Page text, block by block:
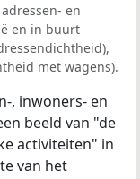
en
en in buurt
met wagens).
, inwoners- en
beeld van "de
activiteiten" in
van het